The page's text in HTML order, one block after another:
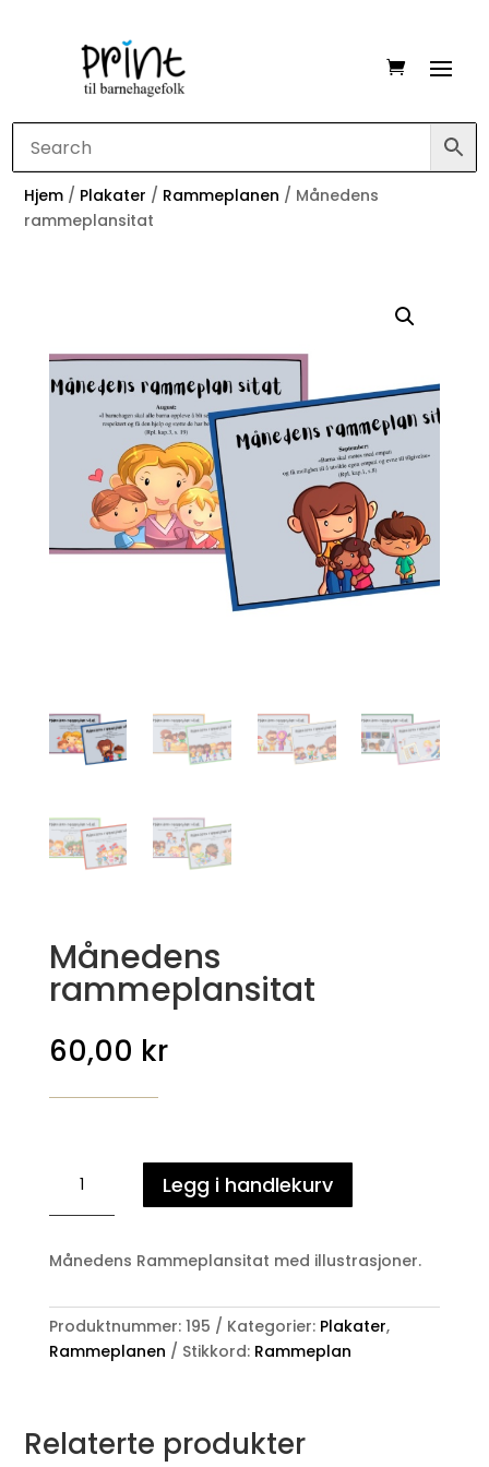
Hjem / Plakater / Rammeplanen / Månedens
rammeplansitat
Månedens
rammeplansitat
60,00 kr
rammeplansitat
antall
Legg i handlekurv
Månedens Rammeplansitat med illustrasjoner.
Produktnummer: 195 Kategorier: Plakater,
Rammeplanen
Stikkord: Rammeplan
Relaterte produkter